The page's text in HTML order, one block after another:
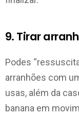
9. Tirar
Podes
arranhões com
usas, além da
banana em